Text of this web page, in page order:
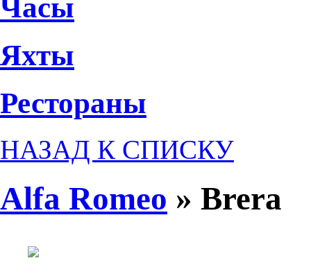
Часы
Яхты
Рестораны
НАЗАД К СПИСКУ
Alfa Romeo » Brera